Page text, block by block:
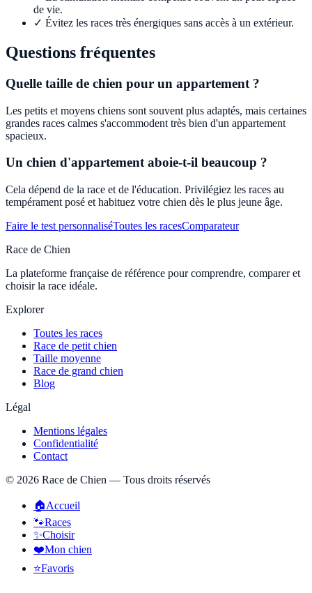
de vie.
✓ Évitez les races très énergiques sans accès à un extérieur.
Questions fréquentes
Quelle taille de chien pour un appartement ?
Les petits et moyens chiens sont souvent plus adaptés, mais certaines
grandes races calmes s'accommodent très bien d'un appartement
spacieux.
Un chien d'appartement aboie-t-il beaucoup ?
Cela dépend de la race et de l'éducation. Privilégiez les races au
tempérament posé et habituez votre chien dès le plus jeune âge.
Faire le test personnaliséToutes les racesComparateur
Race de Chien
La plateforme française de référence pour comprendre, comparer et
choisir la race idéale.
Explorer
Toutes les races
Race de petit chien
Taille moyenne
Race de grand chien
Blog
Légal
Mentions légales
Confidentialité
Contact
© 2026 Race de Chien — Tous droits réservés
🏠Accueil
🐾Races
✨Choisir
❤️Mon chien
⭐Favoris